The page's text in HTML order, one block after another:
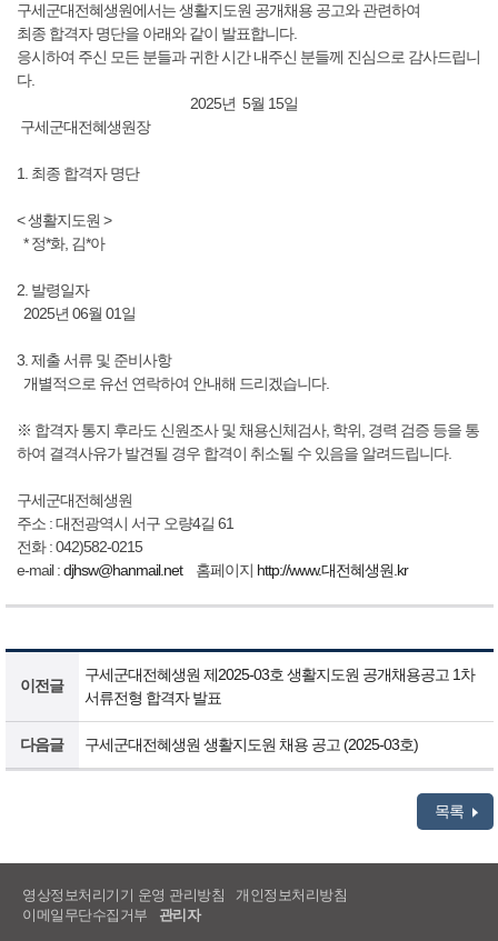
구세군대전혜생원에서는 생활지도원 공개채용 공고와 관련하여
최종 합격자 명단을 아래와 같이 발표합니다.
응시하여 주신 모든 분들과 귀한 시간 내주신 분들께 진심으로 감사드립니
다.
2025년 5월 15일
구세군대전혜생원장
1. 최종 합격자 명단
< 생활지도원 >
* 정*화, 김*아
2. 발령일자
2025년 06월 01일
3. 제출 서류 및 준비사항
개별적으로 유선 연락하여 안내해 드리겠습니다.
※ 합격자 통지 후라도 신원조사 및 채용신체검사, 학위, 경력 검증 등을 통
하여 결격사유가 발견될 경우 합격이 취소될 수 있음을 알려드립니다.
구세군대전혜생원
주소 : 대전광역시 서구 오량4길 61
전화 : 042)582-0215
e-mail :djhsw@hanmail.net홈페이지 http://www.대전혜생원.kr
이전글
구세군대전혜생원 제2025-03호 생활지도원 공개채용공고 1차
서류전형 합격자 발표
다음글 구세군대전혜생원 생활지도원 채용 공고 (2025-03호)
목록
영상정보처리기기 운영 관리방침
개인정보처리방침
이메일무단수집거부
관리자